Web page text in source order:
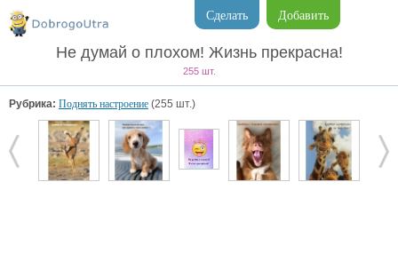
Добавить
Сделать
Не думай о плохом! Жизнь прекрасна!
255 шт.
Рубрика: Поднять настроение (255 шт.)